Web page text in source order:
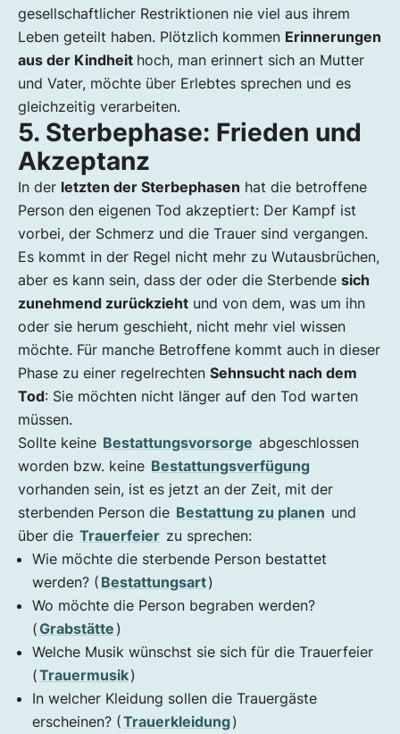
gesellschaftlicher Restriktionen nie viel aus ihrem
Leben geteilt haben. Plötzlich kommen Erinnerungen
aus der Kindheit hoch, man erinnert sich an Mutter
und Vater, möchte über Erlebtes sprechen und es
gleichzeitig verarbeiten.
5. Sterbephase: Frieden und
Akzeptanz
In der letzten der Sterbephasen hat die betroffene
Person den eigenen Tod akzeptiert: Der Kampf ist
vorbei, der Schmerz und die Trauer sind vergangen.
Es kommt in der Regel nicht mehr zu Wutausbrüchen,
aber es kann sein, dass der oder die Sterbende sich
zunehmend zurückzieht und von dem, was um ihn
oder sie herum geschieht, nicht mehr viel wissen
möchte. Für manche Betroffene kommt auch in dieser
Phase zu einer regelrechten Sehnsucht nach dem
Tod: Sie möchten nicht länger auf den Tod warten
müssen.
Sollte keine Bestattungsvorsorge abgeschlossen
worden bzw. keine Bestattungsverfügung
vorhanden sein, ist es jetzt an der Zeit, mit der
sterbenden Person die Bestattung zu planen und
über die Trauerfeier zu sprechen:
Wie möchte die sterbende Person bestattet
werden? ( Bestattungsart)
Wo möchte die Person begraben werden?
(Grabstätte )
Welche Musik wünschst sie sich für die Trauerfeier
(Trauermusik)
In welcher Kleidung sollen die Trauergäste
erscheinen? (Trauerkleidung)